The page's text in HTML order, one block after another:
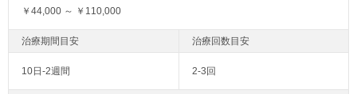
￥44,000 ～ ￥110,000
10日-2週間 2-3回